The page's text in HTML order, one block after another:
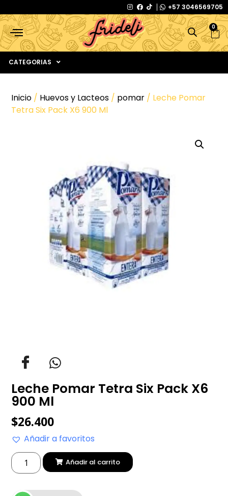
+57 3046569705
0
CATEGORIAS
Inicio / Huevos y Lacteos / pomar / Leche Pomar
Tetra Six Pack X6 900 Ml
Leche Pomar Tetra Six Pack X6
900 Ml
$26.400
Añadir a favoritos
Añadir al carrito